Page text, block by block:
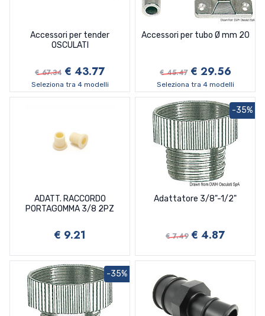
Accessori per tender
OSCULATI
€ 67.34 € 43.77
Seleziona tra 4 modelli
Accessori per tubo Ø mm 20
€ 45.47 € 29.56
Seleziona tra 4 modelli
ADATT. RACCORDO
PORTAGOMMA 3/8 2PZ
€ 9.21
Adattatore 3/8"-1/2"
€ 7.49 € 4.87
-35%
-35%